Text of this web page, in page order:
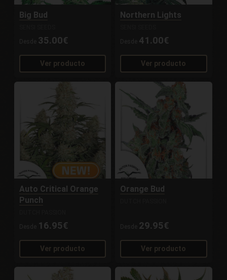
Big Bud
Desde 35.00€
Ver producto
Northern Lights
Desde 41.00€
Ver producto
Auto Critical Orange
Punch
Desde
16.95€
Ver producto
Orange Bud
Desde 29.95€
Ver producto